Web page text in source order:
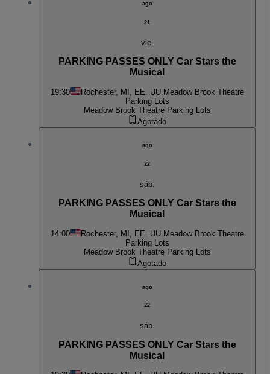
ago
21
vie.
PARKING PASSES ONLY Car Stars the
Musical
19:30 Rochester, MI, EE. UU. Meadow Brook Theatre
Parking Lots
Meadow Brook Theatre Parking Lots
Agotado
ago
22
sáb.
PARKING PASSES ONLY Car Stars the
Musical
14:00 Rochester, MI, EE. UU. Meadow Brook Theatre
Parking Lots
Meadow Brook Theatre Parking Lots
Agotado
ago
22
sáb.
PARKING PASSES ONLY Car Stars the
Musical